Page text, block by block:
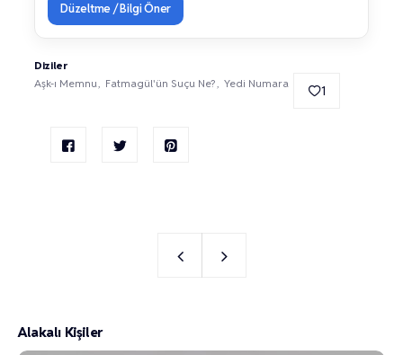
Düzeltme / Bilgi Öner
Diziler
Aşk-ı Memnu
Fatmagül'ün Suçu Ne? Yedi Numara 1
Alakalı Kişiler